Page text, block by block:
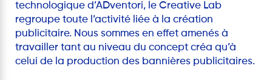
technologique d’ADventori, le Creative Lab
regroupe toute l’activité liée à la création
publicitaire. Nous sommes en effet amenés à
travailler tant au niveau du concept créa qu’à
celui de la production des bannières publicitaires.